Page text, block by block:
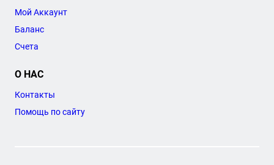
Мой Аккаунт
Баланс
Счета
О НАС
Контакты
Помощь по сайту